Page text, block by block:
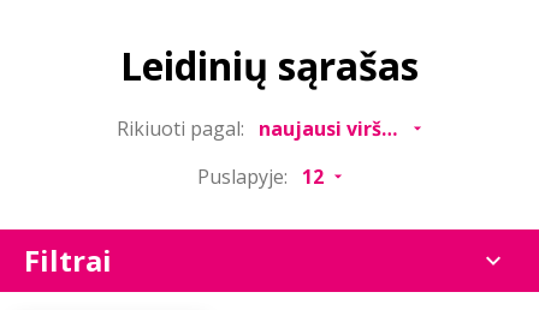
Leidinių sąrašas
Rikiuoti pagal:
Puslapyje:
Filtrai